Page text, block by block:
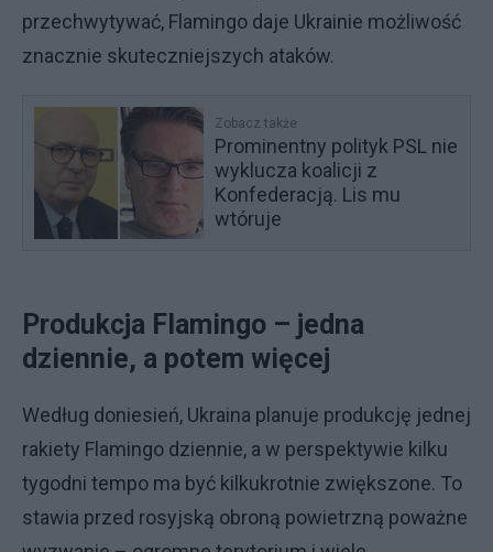
przechwytywać, Flamingo daje Ukrainie możliwość
znacznie skuteczniejszych ataków.
Zobacz także
Prominentny polityk PSL nie
wyklucza koalicji z
Konfederacją. Lis mu
wtóruje
Produkcja Flamingo – jedna
dziennie, a potem więcej
Według doniesień, Ukraina planuje produkcję jednej
rakiety Flamingo dziennie, a w perspektywie kilku
tygodni tempo ma być kilkukrotnie zwiększone. To
stawia przed rosyjską obroną powietrzną poważne